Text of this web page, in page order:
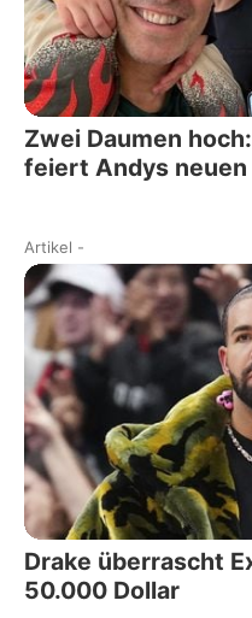
Zwei Daumen
feiert Andys neuen
Artikel -
Drake überrascht
50.000 Dollar